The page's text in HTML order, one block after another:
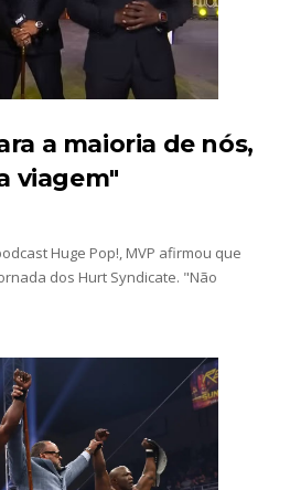
vs Brock Lesnar:
WWE
27 July 2026
3
a maioria de nós,
viagem"
Huge Pop!, MVP afirmou que
dos Hurt Syndicate. "Não